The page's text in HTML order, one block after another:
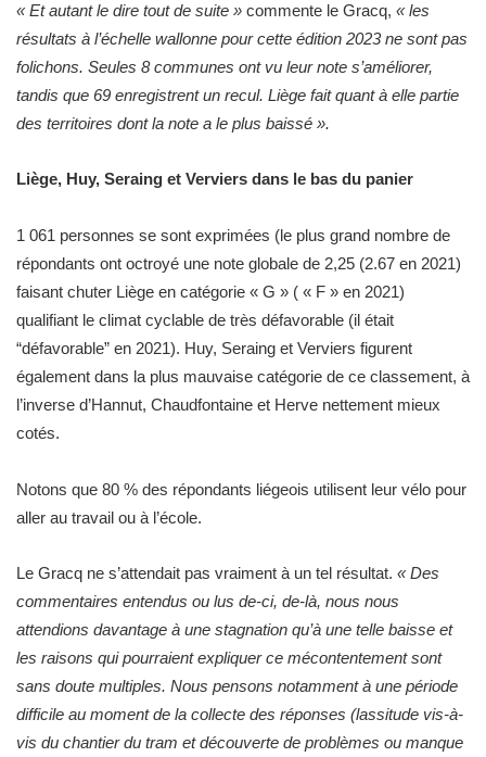
« Et autant le dire tout de suite » commente le Gracq, « les
résultats à l’échelle wallonne pour cette édition 2023 ne sont pas
folichons. Seules 8 communes ont vu leur note s’améliorer,
tandis que 69 enregistrent un recul. Liège fait quant à elle partie
des territoires dont la note a le plus baissé ».
Liège, Huy, Seraing et Verviers dans le bas du panier
1 061 personnes se sont exprimées (le plus grand nombre de
répondants ont octroyé une note globale de 2,25 (2.67 en 2021)
faisant chuter Liège en catégorie « G » ( « F » en 2021)
qualifiant le climat cyclable de très défavorable (il était
“défavorable” en 2021). Huy, Seraing et Verviers figurent
également dans la plus mauvaise catégorie de ce classement, à
l’inverse d’Hannut, Chaudfontaine et Herve nettement mieux
cotés.
Notons que 80 % des répondants liégeois utilisent leur vélo pour
aller au travail ou à l’école.
Le Gracq ne s’attendait pas vraiment à un tel résultat. « Des
commentaires entendus ou lus de-ci, de-là, nous nous
attendions davantage à une stagnation qu’à une telle baisse et
les raisons qui pourraient expliquer ce mécontentement sont
sans doute multiples. Nous pensons notamment à une période
difficile au moment de la collecte des réponses (lassitude vis-à-
vis du chantier du tram et découverte de problèmes ou manque